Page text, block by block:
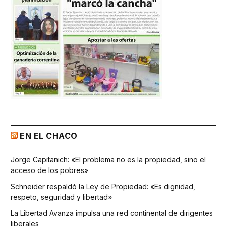
EN EL CHACO
Jorge Capitanich: «El problema no es la propiedad, sino el
acceso de los pobres»
Schneider respaldó la Ley de Propiedad: «Es dignidad,
respeto, seguridad y libertad»
La Libertad Avanza impulsa una red continental de dirigentes
liberales